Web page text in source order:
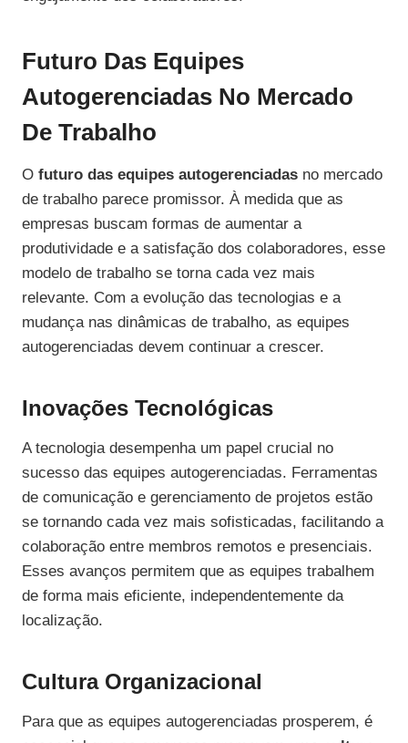
Futuro Das Equipes
Autogerenciadas No Mercado
De Trabalho
O futuro das equipes autogerenciadas no mercado
de trabalho parece promissor. À medida que as
empresas buscam formas de aumentar a
produtividade e a satisfação dos colaboradores, esse
modelo de trabalho se torna cada vez mais
relevante. Com a evolução das tecnologias e a
mudança nas dinâmicas de trabalho, as equipes
autogerenciadas devem continuar a crescer.
Inovações Tecnológicas
A tecnologia desempenha um papel crucial no
sucesso das equipes autogerenciadas. Ferramentas
de comunicação e gerenciamento de projetos estão
se tornando cada vez mais sofisticadas, facilitando a
colaboração entre membros remotos e presenciais.
Esses avanços permitem que as equipes trabalhem
de forma mais eficiente, independentemente da
localização.
Cultura Organizacional
Para que as equipes autogerenciadas prosperem, é